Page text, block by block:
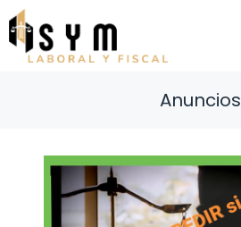
Saltar
al
contenido
Anuncios